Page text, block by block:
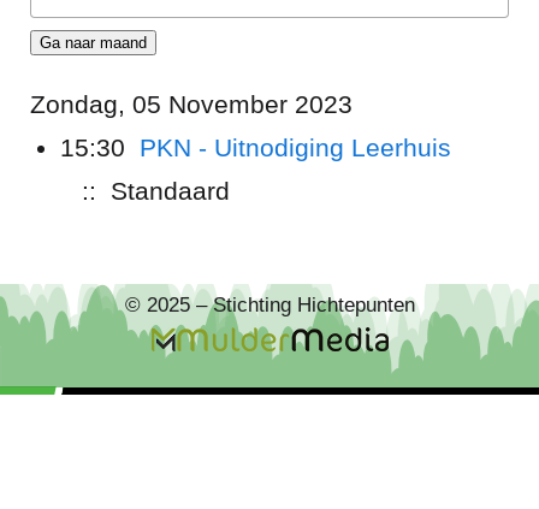
Ga naar maand
Zondag, 05 November 2023
15:30 PKN - Uitnodiging Leerhuis
:: Standaard
© 2025 – Stichting Hichtepunten